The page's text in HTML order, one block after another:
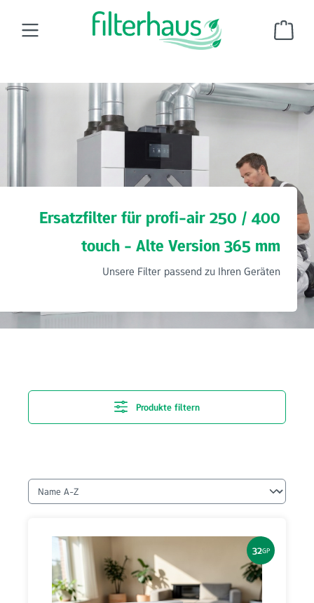
Zum Hauptinhalt springen
Wohnraumluftfilter
Ersatzfilter für Fränkische
profi-air 250 / 400 touch - Alte Version 365 mm
Ersatzfilter für profi-air 250 / 400
touch - Alte Version 365 mm
Unsere Filter passend zu Ihren Geräten
Produkte filtern
32GP